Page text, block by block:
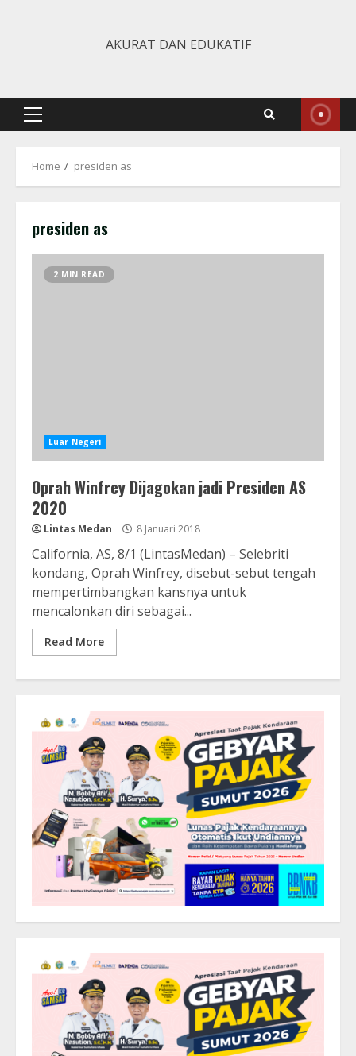
AKURAT DAN EDUKATIF
Primary
Home presiden as
presiden as
2 MIN READ
Luar Negeri
Oprah Winfrey Dijagokan jadi Presiden AS
2020
Lintas Medan 8 Januari 2018
California, AS, 8/1 (LintasMedan) – Selebriti
kondang, Oprah Winfrey, disebut-sebut tengah
mempertimbangkan kansnya untuk
mencalonkan diri sebagai...
Read More